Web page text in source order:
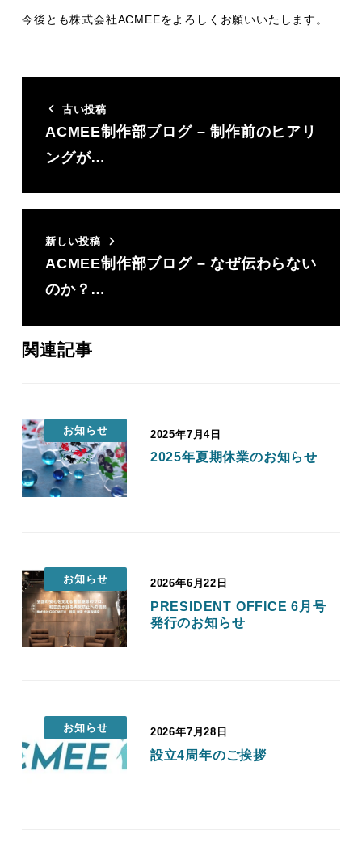
今後とも株式会社ACMEEをよろしくお願いいたします。
古い投稿
ACMEE制作部ブログ – 制作前のヒアリ
ングが…
新しい投稿
ACMEE制作部ブログ – なぜ伝わらない
のか？…
関連記事
お知らせ
2025年夏期休業のお知らせ
投稿日
2025年7月4日
お知らせ
PRESIDENT OFFICE 6月号
発行のお知らせ
投稿日
2026年6月22日
お知らせ
設立4周年のご挨拶
投稿日
2026年7月28日